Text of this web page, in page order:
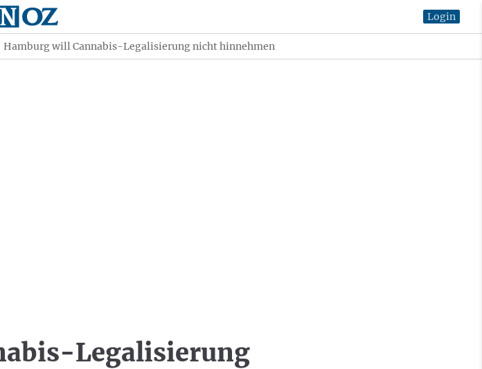
Login
Hamburg will Cannabis-Legalisierung nicht hinnehmen
Legalisierung